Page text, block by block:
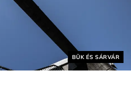
Helyszín címkék:
BÜK ÉS SÁRVÁR